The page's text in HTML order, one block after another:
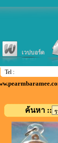
เวปบอร์ด
Tel :
ค้นหา ::